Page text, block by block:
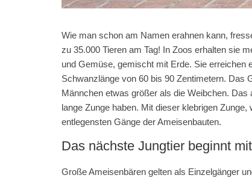
Wie man schon am Namen erahnen kann,
zu 35.000 Tieren am Tag! In Zoos erhalten sie
und Gemüse, gemischt mit Erde. Sie erreichen
Schwanzlänge von 60 bis 90 Zentimetern. Das
Männchen etwas größer als die Weibchen.
lange Zunge haben. Mit dieser klebrigen
entlegensten Gänge der Ameisenbauten.
Das nächste Jungtier beginnt mit
Große Ameisenbären gelten als Einzelgänger